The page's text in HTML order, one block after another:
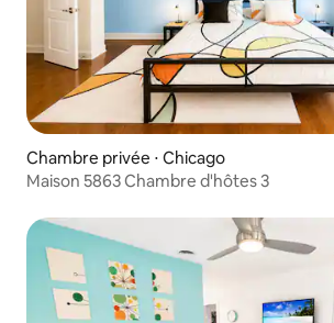
Chambre privée ⋅ Chicago
Maison 5863 Chambre d'hôtes 3